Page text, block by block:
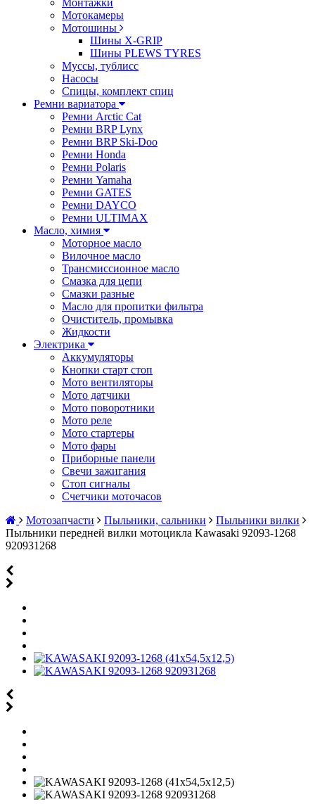
Монтажки
Мотокамеры
Мотошины
Шины X-GRIP
Шины PLEWS TYRES
Муссы, тублисс
Насосы
Спицы, комплект спиц
Ремни вариатора
Ремни Arctic Cat
Ремни BRP Lynx
Ремни BRP Ski-Doo
Ремни Honda
Ремни Polaris
Ремни Yamaha
Ремни GATES
Ремни DAYCO
Ремни ULTIMAX
Масло, химия
Моторное масло
Вилочное масло
Трансмиссионное масло
Смазка для цепи
Смазки разные
Масло для пропитки фильтра
Очиститель, промывка
Жидкости
Электрика
Аккумуляторы
Кнопки старт стоп
Мото вентиляторы
Мото датчики
Мото поворотники
Мото реле
Мото стартеры
Мото фары
Приборные панели
Свечи зажигания
Стоп сигналы
Счетчики моточасов
Мотозапчасти
Пыльники, сальники
Пыльники вилки
Пыльники передней вилки мотоцикла Kawasaki 92093-1268
920931268